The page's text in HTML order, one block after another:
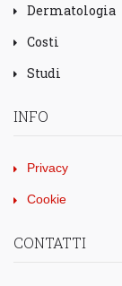
Dermatologia
Costi
Studi
INFO
Privacy
Cookie
CONTATTI